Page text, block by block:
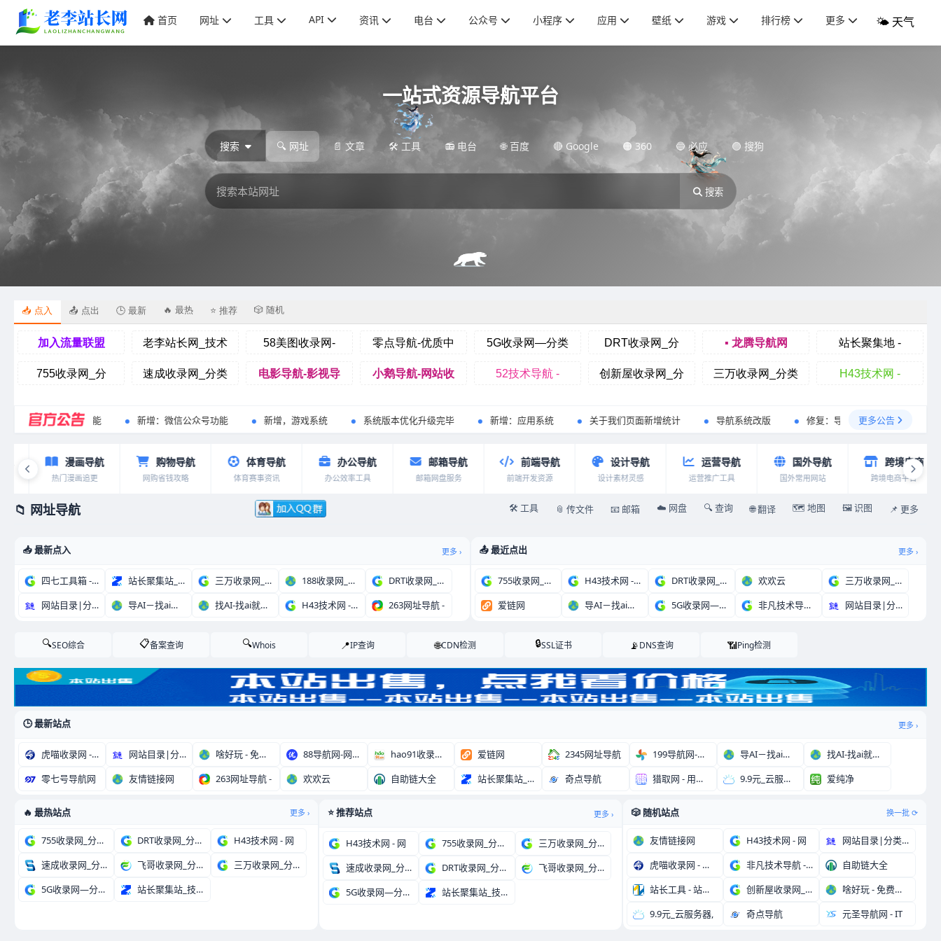
首页 网址 工具 API 资讯 电台 公众号 小程序 应用 壁纸 游戏 排行榜 更多 🌤️ 天气
一站式资源导航平台
搜索 🔍 网址 📄 文章 🛠️ 工具 📻 电台 🌐 百度 🔴 Google 🟠 360 🔵 必应 🟣 搜狗
搜索
增：小程序功能 新增：微信公众号功能 新增，游戏系统 系统版本优化升级完毕 新增：应用系统 关于我们页面新增统计 导航系统改版 修复：导航栏下拉链接错误
更多公告
漫画导航
热门漫画追更
购物导航
网购省钱攻略
体育导航
体育赛事资讯
办公导航
办公效率工具
邮箱导航
邮箱网盘服务
前端导航
前端开发资源
设计导航
设计素材灵感
运营导航
运营推广工具
国外导航
国外常用网站
跨境电商
跨境电商平台
📁 网址导航 🛠️ 工具 📎 传文件 📧 邮箱 ☁️ 网盘 🔍 查询 🌐 翻译 🗺️ 地图 🖼️ 识图 📌 更多
📥 最新点入 更多 ›
四七工具箱 - 网址 站长聚集站_技术导航 三万收录网_分类目录 188收录网_网站收
DRT收录网_分类目
网站目录|分类目录|
导AI－找ai上导A 找AI-找ai就上找 H43技术网 - 网 263网址导航 -
📤 最近点出 更多 ›
755收录网_分类目 H43技术网 - 网 DRT收录网_分类目 欢欢云
三万收录网_分类目录
爱链网
导AI－找ai上导A 5G收录网—分类目录 非凡技术导航 - 学 网站目录|分类目录|
🔍SEO综合 📋备案查询 🔍Whois 📍IP查询 🌐CDN检测 🔒SSL证书 📡DNS查询 📶Ping检测
🕒 最新站点 更多 ›
虎喵收录网 - 纯净 网站目录|分类目录| 啥好玩 - 免费网创 88导航网-网站收录 hao91收录网-自 爱链网 2345网址导航 199导航网-网站收 导AI－找ai上导A
找AI-找ai就上找
零七号导航网
友情链接网 263网址导航 - 欢欢云 自助链大全 站长聚集站_技术导航 奇点导航 猎取网 - 用电脑上 9.9元_云服务器, 爱纯净
🔥 最热站点 更多 ›
755收录网_分类目 DRT收录网_分类目
H43技术网 - 网
速成收录网_分类目录
飞哥收录网_分类目录
三万收录网_分类目录
5G收录网—分类目录
站长聚集站_技术导航
⭐ 推荐站点 更多 ›
H43技术网 - 网 755收录网_分类目
三万收录网_分类目录
速成收录网_分类目录
DRT收录网_分类目
飞哥收录网_分类目录
5G收录网—分类目录
站长聚集站_技术导航
🎲 随机站点 换一批 ⟳
友情链接网 H43技术网 - 网
网站目录|分类目录|
虎喵收录网 - 纯净
非凡技术导航 - 学
自助链大全
站长工具 - 站长之
创新屋收录网_分类目
啥好玩 - 免费网创
9.9元_云服务器,
奇点导航 元圣导航网 - IT